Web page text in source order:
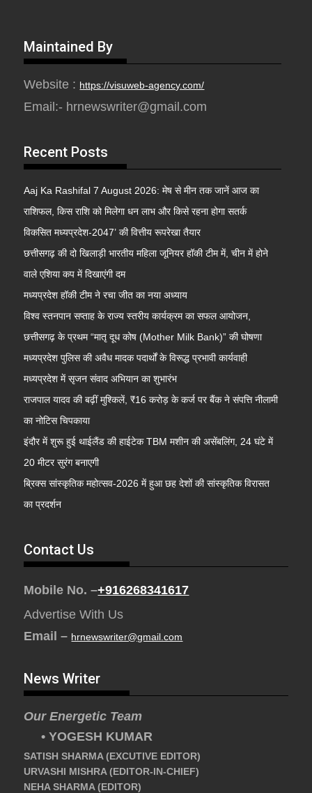
Maintained By
Website : https://visuweb-agency.com/
Email:- hrnewswriter@gmail.com
Recent Posts
Aaj Ka Rashifal 7 August 2026: मेष से मीन तक जानें आज का
राशिफल, किस राशि को मिलेगा धन लाभ और किसे रहना होगा सतर्क
विकसित मध्यप्रदेश-2047’ की वित्तीय रूपरेखा तैयार
छत्तीसगढ़ की दो खिलाड़ी भारतीय महिला जूनियर हॉकी टीम में, चीन में होने
वाले एशिया कप में दिखाएंगी दम
मध्यप्रदेश हॉकी टीम ने रचा जीत का नया अध्याय
विश्व स्तनपान सप्ताह के राज्य स्तरीय कार्यक्रम का सफल आयोजन,
छत्तीसगढ़ के प्रथम “मातृ दूध कोष (Mother Milk Bank)” की घोषणा
मध्यप्रदेश पुलिस की अवैध मादक पदार्थों के विरूद्ध प्रभावी कार्यवाही
मध्यप्रदेश में सृजन संवाद अभियान का शुभारंभ
राजपाल यादव की बढ़ीं मुश्किलें, ₹16 करोड़ के कर्ज पर बैंक ने संपत्ति नीलामी
का नोटिस चिपकाया
इंदौर में शुरू हुई थाईलैंड की हाईटेक TBM मशीन की असेंबलिंग, 24 घंटे में
20 मीटर सुरंग बनाएगी
ब्रिक्स सांस्कृतिक महोत्सव-2026 में हुआ छह देशों की सांस्कृतिक विरासत
का प्रदर्शन
Contact Us
Mobile No. –+916268341617
Advertise With Us
Email – hrnewswriter@gmail.com
News Writer
Our Energetic Team
• YOGESH KUMAR
SATISH SHARMA (EXCUTIVE EDITOR)
URVASHI MISHRA (EDITOR-IN-CHIEF)
NEHA SHARMA (EDITOR)